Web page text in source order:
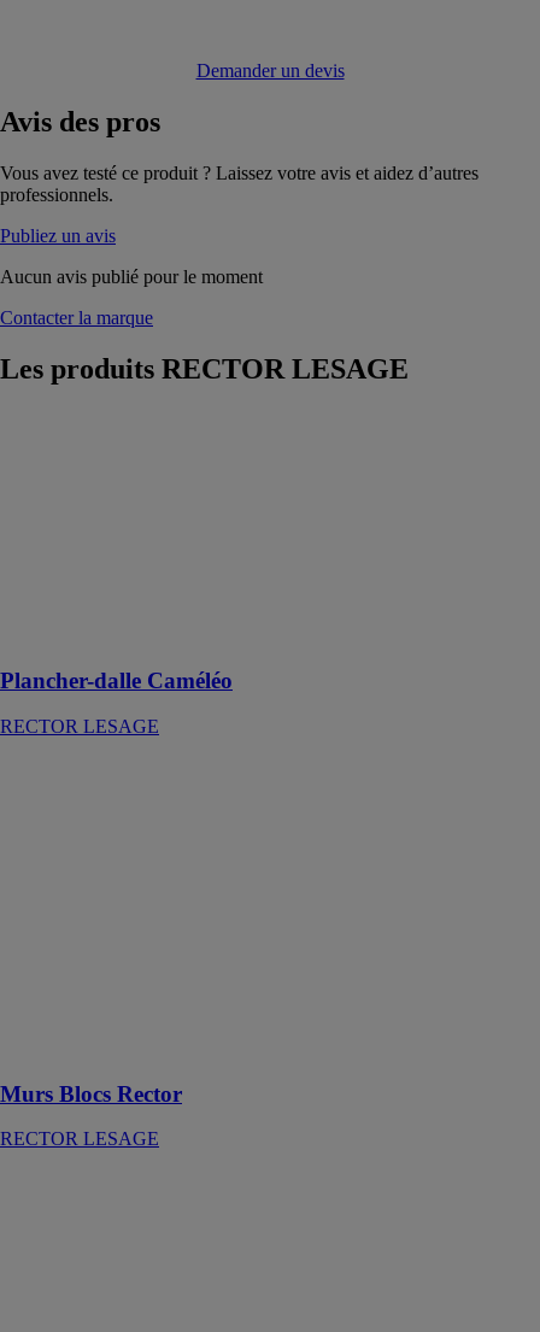
Demander un devis
Avis des pros
Vous avez testé ce produit ? Laissez votre avis et aidez d’autres
professionnels.
Publiez un avis
Aucun avis publié pour le moment
Contacter la marque
Les produits RECTOR LESAGE
Plancher-dalle Caméléo
RECTOR LESAGE
Murs Blocs Rector
RECTOR LESAGE